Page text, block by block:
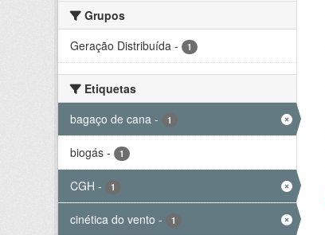
Grupos
Geração Distribuída - 1
Etiquetas
bagaço de cana - 1
biogás - 1
CGH - 1
cinética do vento - 1